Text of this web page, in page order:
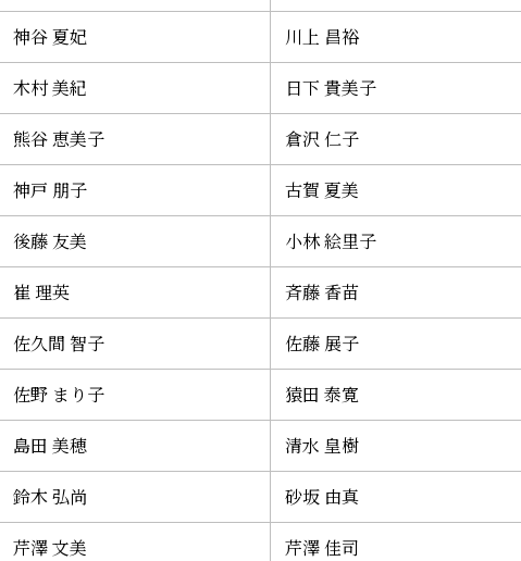
神谷 夏妃 川上 昌裕
木村 美紀 日下 貴美子
熊谷 恵美子 倉沢 仁子
神戸 朋子 古賀 夏美
後藤 友美 小林 絵里子
崔 理英 斉藤 香苗
佐久間 智子 佐藤 展子
佐野 まり子 猿田 泰寛
島田 美穂 清水 皇樹
鈴木 弘尚 砂坂 由真
芹澤 文美 芹澤 佳司